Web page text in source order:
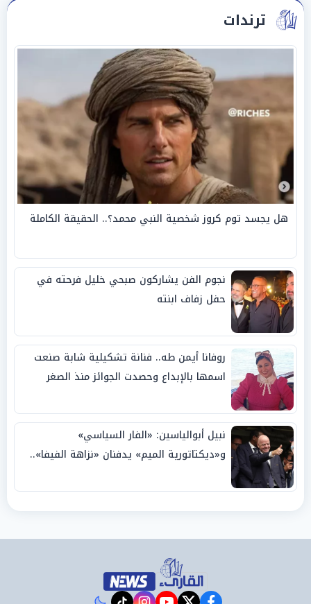
ترندات
هل يجسد توم كروز شخصية النبي محمد؟.. الحقيقة الكاملة
نجوم الفن يشاركون صبحي خليل فرحته في
حفل زفاف ابنته
روفانا أيمن طه.. فنانة تشكيلية شابة صنعت
اسمها بالإبداع وحصدت الجوائز منذ الصغر
نبيل أبوالياسين: «الفار السياسي»
و«ديكتاتورية الميم» يدفنان «نزاهة الفيفا»..